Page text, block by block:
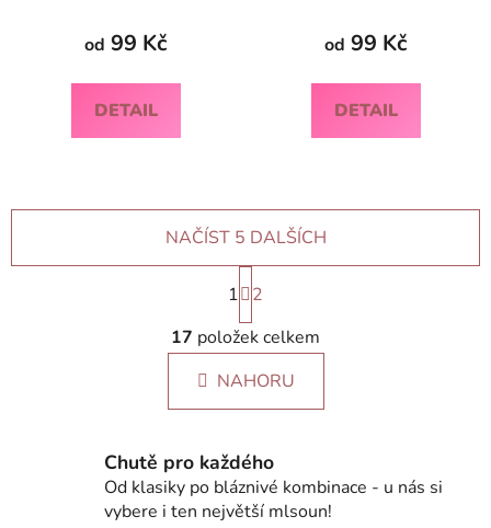
od 99 Kč
DETAIL
od 99 Kč
DETAIL
O
v
l
á
d
c
í
p
NAČÍST 5 DALŠÍCH
S
t
r
á
n
k
n
í
1
2
17 položek celkem
NAHORU
Chutě pro každého
Od klasiky po bláznivé kombinace - u nás si
vybere i ten největší mlsoun!